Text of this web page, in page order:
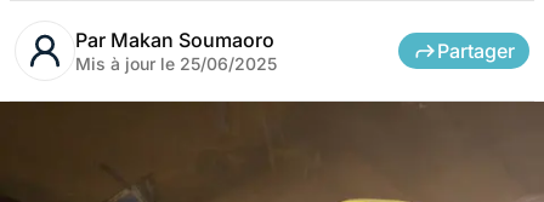
Par Makan Soumaoro
Mis à jour le 25/06/2025
Partager